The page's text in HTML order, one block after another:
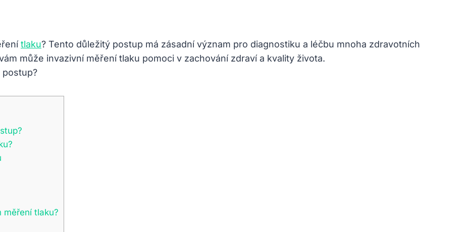
tlaku? Tento důležitý postup má zásadní význam pro diagnostiku a léčbu mnoha ‍zdravotních⁢
může invazivní měření tlaku ​pomoci⁢ v ‌zachování zdraví a kvality ​života.
tlaku?